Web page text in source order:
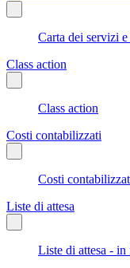
Carta dei servizi
Class action
Class action
Costi contabilizzati
Costi
Liste di attesa
Liste di attesa -